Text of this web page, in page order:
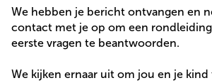
Peuteropvang
BSO
We hebben je bericht ontvangen en
contact met je op om een
eerste vragen te beantwoorden.
We kijken ernaar uit om jou en je